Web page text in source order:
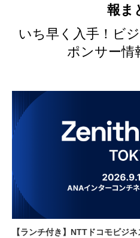
報ま
いち早く入手！ビ
ポンサー情
【ランチ付き】NTTドコモビジ